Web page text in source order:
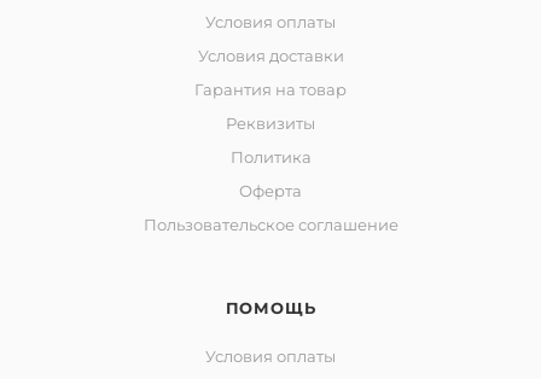
Условия оплаты
Условия доставки
Гарантия на товар
Реквизиты
Политика
Оферта
Пользовательское соглашение
ПОМОЩЬ
Условия оплаты